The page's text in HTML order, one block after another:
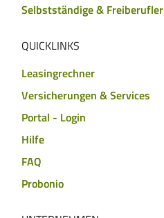
Selbstständige & Freiberufler
QUICKLINKS
Leasingrechner
Versicherungen & Services
Portal - Login
Hilfe
FAQ
Probonio